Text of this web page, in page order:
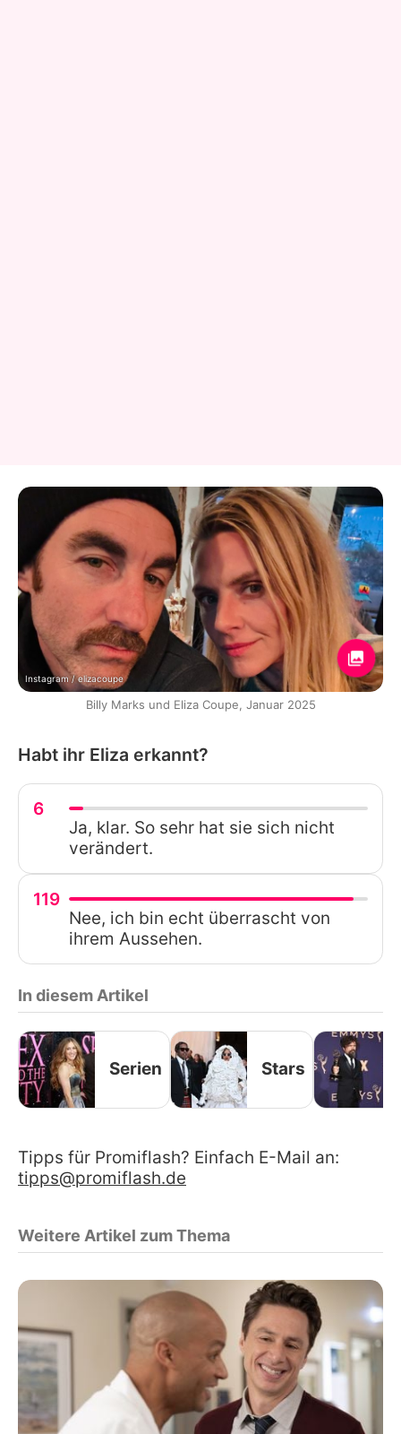
Instagram / elizacoupe
Billy Marks und Eliza Coupe, Januar 2025
Habt ihr Eliza erkannt?
6
Ja, klar. So sehr hat sie sich nicht
verändert.
119
Nee, ich bin echt überrascht von
ihrem Aussehen.
In diesem Artikel
Serien Stars
Tipps für Promiflash? Einfach E-Mail an:
tipps@promiflash.de
Weitere Artikel zum Thema